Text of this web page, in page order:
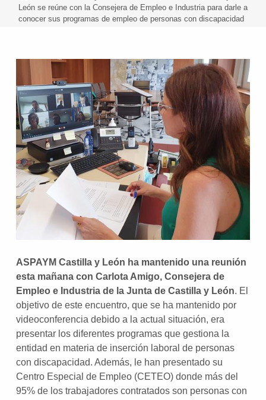
León se reúne con la Consejera de Empleo e Industria para darle a
conocer sus programas de empleo de personas con discapacidad
ASPAYM Castilla y León ha mantenido una reunión
esta mañana con Carlota Amigo, Consejera de
Empleo e Industria de la Junta de Castilla y León. El
objetivo de este encuentro, que se ha mantenido por
videoconferencia debido a la actual situación, era
presentar los diferentes programas que gestiona la
entidad en materia de inserción laboral de personas
con discapacidad. Además, le han presentado su
Centro Especial de Empleo (CETEO) donde más del
95% de los trabajadores contratados son personas con